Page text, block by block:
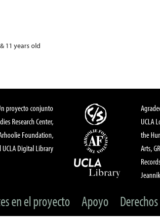
11 years old
proyecto conjunto
Research Center,
Foundation,
UCLA Digital Library
UCLA
the
Arts,
en el proyecto Apoyo